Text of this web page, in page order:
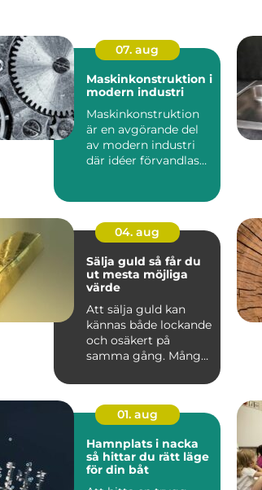
07. aug
Maskinkonstruktion i
modern industri
Maskinkonstruktion
är en avgörande del
av modern industri
där idéer förvandlas
04. aug
Sälja guld så får du
ut mesta möjliga
värde
Att sälja guld kan
kännas både lockande
och osäkert på
samma gång. Många
eller tac...
01. aug
Hamnplats i nacka
så hittar du rätt läge
för din båt